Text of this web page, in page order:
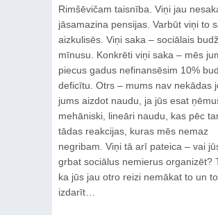
Rimšēvičam taisnība. Viņi jau
jāsamazina pensijas. Varbūt viņi to
aizkulisēs. Viņi saka – sociālais
mīnusu. Konkrēti viņi saka – mēs
piecus gadus nefinansēsim 10%
deficītu. Otrs – mums nav nekādas
jums aizdot naudu, ja jūs esat
mehāniski, lineāri naudu, kas pēc
tādas reakcijas, kuras mēs nemaz
negribam. Viņi tā arī pateica – vai
grbat sociālus nemierus organizēt?
ka jūs jau otro reizi nemākat to un to
izdarīt…